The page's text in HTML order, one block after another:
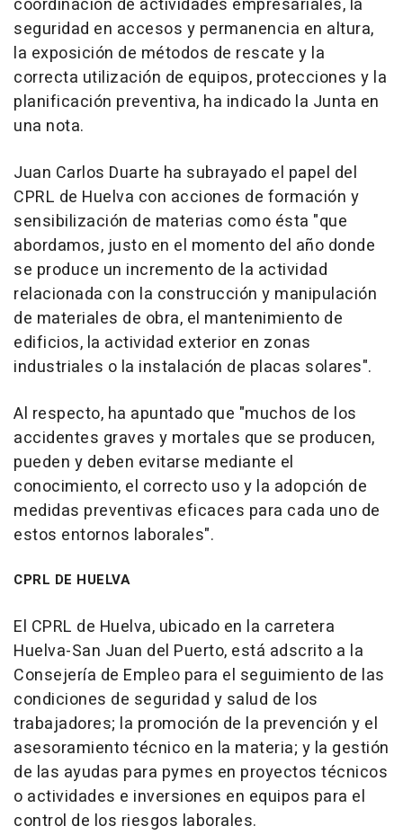
coordinación de actividades empresariales, la
seguridad en accesos y permanencia en altura,
la exposición de métodos de rescate y la
correcta utilización de equipos, protecciones y la
planificación preventiva, ha indicado la Junta en
una nota.
Juan Carlos Duarte ha subrayado el papel del
CPRL de Huelva con acciones de formación y
sensibilización de materias como ésta "que
abordamos, justo en el momento del año donde
se produce un incremento de la actividad
relacionada con la construcción y manipulación
de materiales de obra, el mantenimiento de
edificios, la actividad exterior en zonas
industriales o la instalación de placas solares".
Al respecto, ha apuntado que "muchos de los
accidentes graves y mortales que se producen,
pueden y deben evitarse mediante el
conocimiento, el correcto uso y la adopción de
medidas preventivas eficaces para cada uno de
estos entornos laborales".
CPRL DE HUELVA
El CPRL de Huelva, ubicado en la carretera
Huelva-San Juan del Puerto, está adscrito a la
Consejería de Empleo para el seguimiento de las
condiciones de seguridad y salud de los
trabajadores; la promoción de la prevención y el
asesoramiento técnico en la materia; y la gestión
de las ayudas para pymes en proyectos técnicos
o actividades e inversiones en equipos para el
control de los riesgos laborales.